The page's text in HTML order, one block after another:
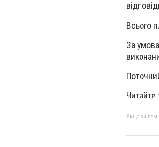
Всього
За
Читайте
Якщо ви